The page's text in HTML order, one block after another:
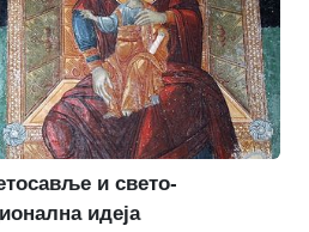
и свето-
идеја